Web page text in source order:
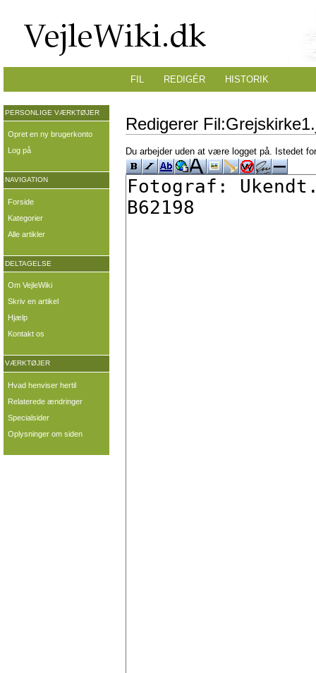
Redigerer
Du arbejder uden at være logget på. Istedet
FIL REDIGÉR HISTORIK
PERSONLIGE VÆRKTØJER
Opret en ny brugerkonto
Log på
NAVIGATION
Forside
Kategorier
Alle artikler
DELTAGELSE
Om VejleWiki
Skriv en artikel
Hjælp
Kontakt os
VÆRKTØJER
Hvad henviser hertil
Relaterede ændringer
Specialsider
Oplysninger om siden